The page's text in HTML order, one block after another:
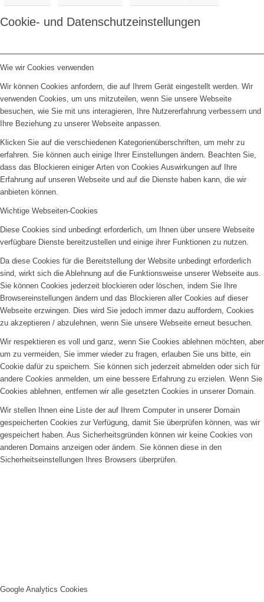
Cookie- und Datenschutzeinstellungen
Wie wir Cookies verwenden
Wir können Cookies anfordern, die auf Ihrem Gerät eingestellt werden. Wir
verwenden Cookies, um uns mitzuteilen, wenn Sie unsere Webseite
besuchen, wie Sie mit uns interagieren, Ihre Nutzererfahrung verbessern und
Ihre Beziehung zu unserer Webseite anpassen.
Klicken Sie auf die verschiedenen Kategorienüberschriften, um mehr zu
erfahren. Sie können auch einige Ihrer Einstellungen ändern. Beachten Sie,
dass das Blockieren einiger Arten von Cookies Auswirkungen auf Ihre
Erfahrung auf unseren Webseite und auf die Dienste haben kann, die wir
anbieten können.
Wichtige Webseiten-Cookies
Diese Cookies sind unbedingt erforderlich, um Ihnen über unsere Webseite
verfügbare Dienste bereitzustellen und einige ihrer Funktionen zu nutzen.
Da diese Cookies für die Bereitstellung der Website unbedingt erforderlich
sind, wirkt sich die Ablehnung auf die Funktionsweise unserer Webseite aus.
Sie können Cookies jederzeit blockieren oder löschen, indem Sie Ihre
Browsereinstellungen ändern und das Blockieren aller Cookies auf dieser
Webseite erzwingen. Dies wird Sie jedoch immer dazu auffordern, Cookies
zu akzeptieren / abzulehnen, wenn Sie unsere Webseite erneut besuchen.
Wir respektieren es voll und ganz, wenn Sie Cookies ablehnen möchten, aber
um zu vermeiden, Sie immer wieder zu fragen, erlauben Sie uns bitte, ein
Cookie dafür zu speichern. Sie können sich jederzeit abmelden oder sich für
andere Cookies anmelden, um eine bessere Erfahrung zu erzielen. Wenn Sie
Cookies ablehnen, entfernen wir alle gesetzten Cookies in unserer Domain.
Wir stellen Ihnen eine Liste der auf Ihrem Computer in unserer Domain
gespeicherten Cookies zur Verfügung, damit Sie überprüfen können, was wir
gespeichert haben. Aus Sicherheitsgründen können wir keine Cookies von
anderen Domains anzeigen oder ändern. Sie können diese in den
Sicherheitseinstellungen Ihres Browsers überprüfen.
Google Analytics Cookies